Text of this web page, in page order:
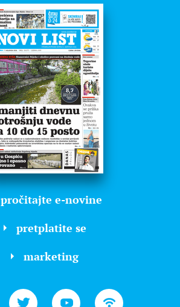
pročitajte e-novine
pretplatite se
marketing